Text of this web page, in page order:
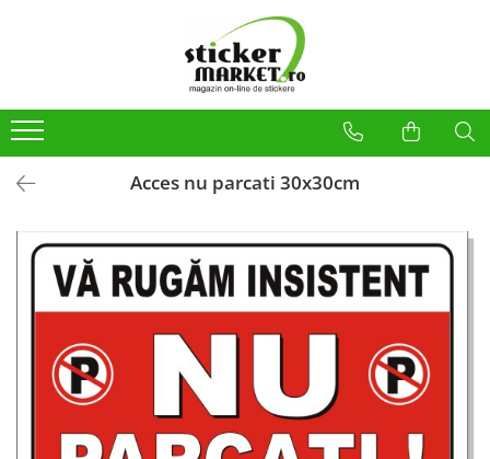
Produse la comandă
Placute
Stickere Atentionare
Stickere PSI
Obligatii generale
Autocolante automate cafea
Stickere automate cafea
Placute PVC
Acces nu parcati 30x30cm